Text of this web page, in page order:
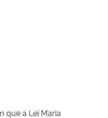
que a Lei Maria